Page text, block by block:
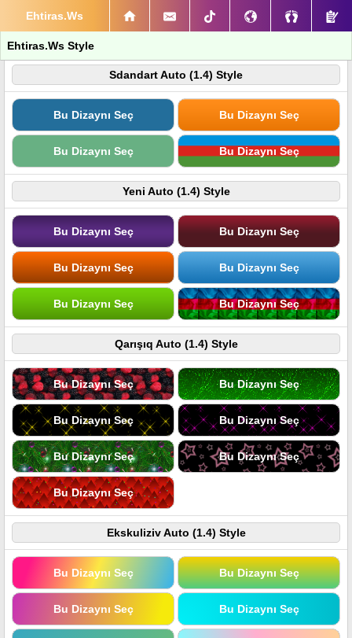
Ehtiras.Ws
Ehtiras.Ws Style
Sdandart Auto (1.4) Style
Bu Dizaynı Seç Bu Dizaynı Seç
Bu Dizaynı Seç Bu Dizaynı Seç
Yeni Auto (1.4) Style
Bu Dizaynı Seç Bu Dizaynı Seç
Bu Dizaynı Seç Bu Dizaynı Seç
Bu Dizaynı Seç Bu Dizaynı Seç
Qarışıq Auto (1.4) Style
Bu Dizaynı Seç Bu Dizaynı Seç
Bu Dizaynı Seç Bu Dizaynı Seç
Bu Dizaynı Seç Bu Dizaynı Seç
Bu Dizaynı Seç
Ekskuliziv Auto (1.4) Style
Bu Dizaynı Seç Bu Dizaynı Seç
Bu Dizaynı Seç Bu Dizaynı Seç